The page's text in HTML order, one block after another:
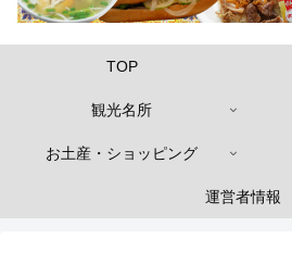
TOP
観光名所
お土産・ショッピング
運営者情報